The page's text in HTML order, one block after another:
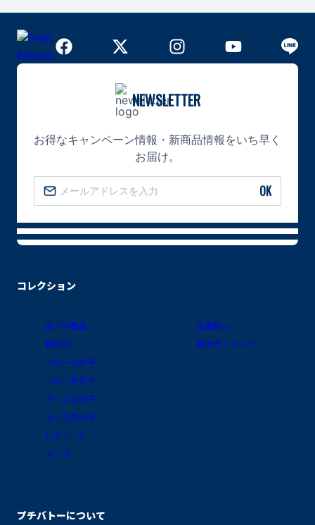
コレクション
全ての商品
新生児
ベビー女の子
ベビー男の子
キッズ女の子
キッズ男の子
レディース
メンズ
出産祝い
総合ランキング
プチバトーについて
NEWSLETTER
お得なキャンペーン情報・新商品情報をいち早く
お届け。
OK